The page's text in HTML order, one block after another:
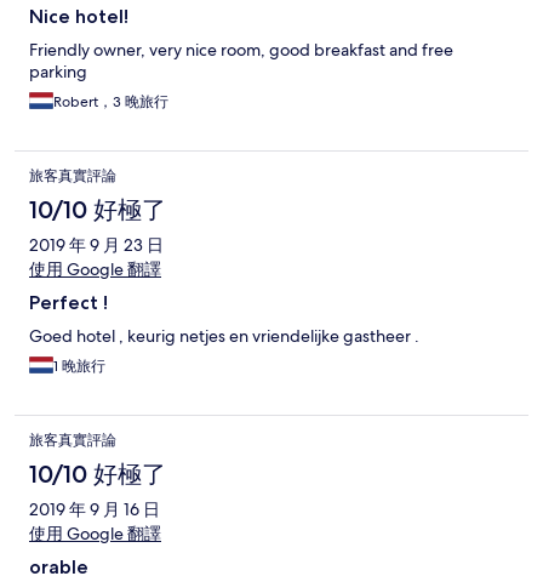
Nice hotel!
Friendly owner, very nice room, good breakfast and free
parking
Robert，3 晚旅行
旅客真實評論
10/10 好極了
2019 年 9 月 23 日
使用 Google 翻譯
Perfect !
Goed hotel , keurig netjes en vriendelijke gastheer .
1 晚旅行
旅客真實評論
10/10 好極了
2019 年 9 月 16 日
使用 Google 翻譯
orable